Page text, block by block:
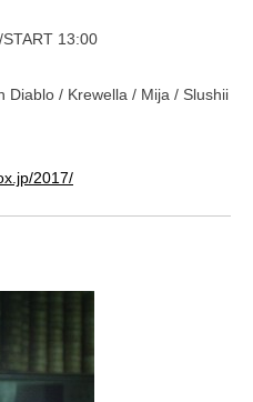
13:00
Diablo / Krewella / Mija / Slushii
2017/